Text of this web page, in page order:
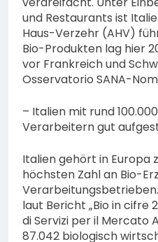
und Restaurants ist
Haus-Verzehr (AHV)
Bio-Produkten lag hier
vor Frankreich und
Osservatorio SANA-
– Italien mit rund
Verarbeitern gut
Italien gehört in Europa
höchsten Zahl an Bio-
laut Bericht „Bio in cifre
di Servizi per il Mercato
87.042 biologisch